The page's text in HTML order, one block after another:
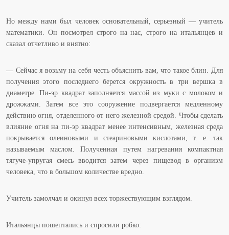
Но между нами был человек основательный, серьезный — учитель
математики. Он посмотрел строго на нас, строго на итальянцев и
сказал отчетливо и внятно:
— Сейчас я возьму на себя честь объяснить вам, что такое блин. Для
получения этого последнего берется окружность в три вершка в
диаметре. Пи-эр квадрат заполняется массой из муки с молоком и
дрожжами. Затем все это сооружение подвергается медленному
действию огня, отделенного от него железной средой. Чтобы сделать
влияние огня на пи-эр квадрат менее интенсивным, железная среда
покрывается олеиновыми и стеариновыми кислотами, т. е. так
называемым маслом. Полученная путем нагревания компактная
тягуче-упругая смесь вводится затем через пищевод в организм
человека, что в большом количестве вредно.
Учитель замолчал и окинул всех торжествующим взглядом.
Итальянцы пошептались и спросили робко: